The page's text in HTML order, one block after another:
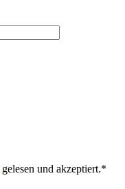
gelesen und akzeptiert.*